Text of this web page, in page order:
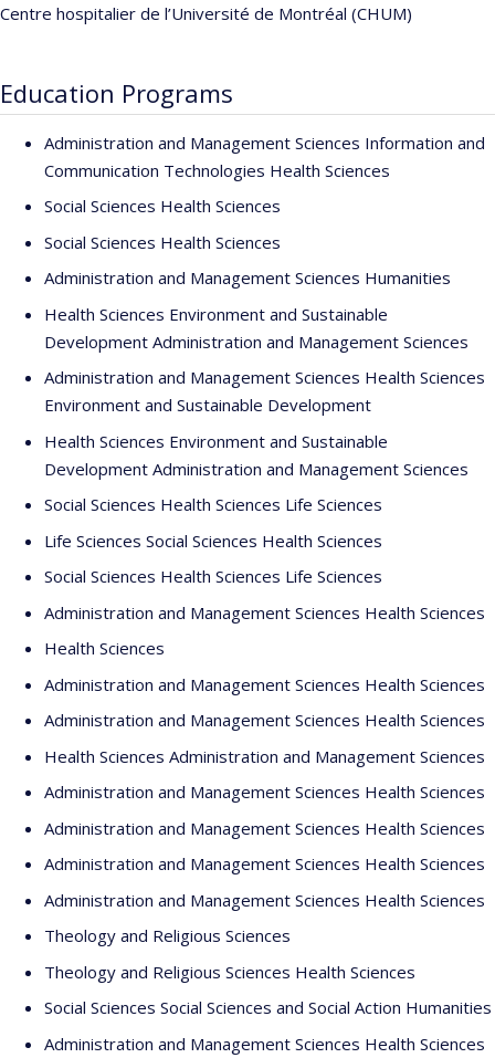
Centre hospitalier de l’Université de Montréal (CHUM)
Education Programs
Administration and Management Sciences Information and
Communication Technologies Health Sciences
Social Sciences Health Sciences
Social Sciences Health Sciences
Administration and Management Sciences Humanities
Health Sciences Environment and Sustainable
Development Administration and Management Sciences
Administration and Management Sciences Health Sciences
Environment and Sustainable Development
Health Sciences Environment and Sustainable
Development Administration and Management Sciences
Social Sciences Health Sciences Life Sciences
Life Sciences Social Sciences Health Sciences
Social Sciences Health Sciences Life Sciences
Administration and Management Sciences Health Sciences
Health Sciences
Administration and Management Sciences Health Sciences
Administration and Management Sciences Health Sciences
Health Sciences Administration and Management Sciences
Administration and Management Sciences Health Sciences
Administration and Management Sciences Health Sciences
Administration and Management Sciences Health Sciences
Administration and Management Sciences Health Sciences
Theology and Religious Sciences
Theology and Religious Sciences Health Sciences
Social Sciences Social Sciences and Social Action Humanities
Administration and Management Sciences Health Sciences